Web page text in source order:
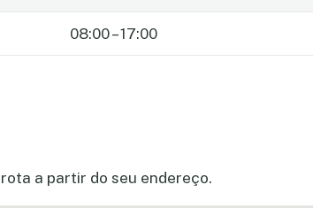
08:00 – 17:00
a partir do seu endereço.